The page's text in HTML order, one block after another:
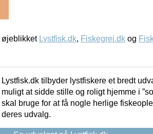
øjeblikket Lystfisk.dk, Fiskegrej.dk og
Lystfisk.dk tilbyder lystfiskere et bredt
muligt at sidde stille og roligt hjemme i
skal bruge for at få nogle herlige
deres udvalg.